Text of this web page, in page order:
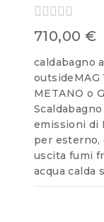
0
out
5
710,00 €
caldabagno
outsideMAG
METANO o
emissioni di
per esterno,
uscita fumi
acqua calda